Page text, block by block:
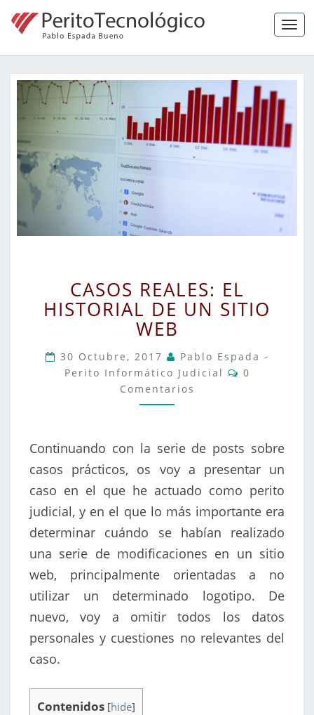
REALES:
EL
HISTORIAL
UN
SITIO
WEB
CASOS REALES: EL
HISTORIAL DE UN SITIO
WEB
30 Octubre, 2017
Pablo Espada -
Perito Informático Judicial
Comentarios
0
Comentarios
Continuando con la serie de posts sobre
casos prácticos, os voy a presentar un
caso en el que he actuado como perito
judicial, y en el que lo más importante era
determinar cuándo se habían realizado
una serie de modificaciones en un sitio
web, principalmente orientadas a no
utilizar un determinado logotipo. De
nuevo, voy a omitir todos los datos
personales y cuestiones no relevantes del
caso.
Contenidos [hide]